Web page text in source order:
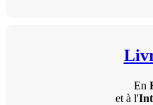
En
et à l'